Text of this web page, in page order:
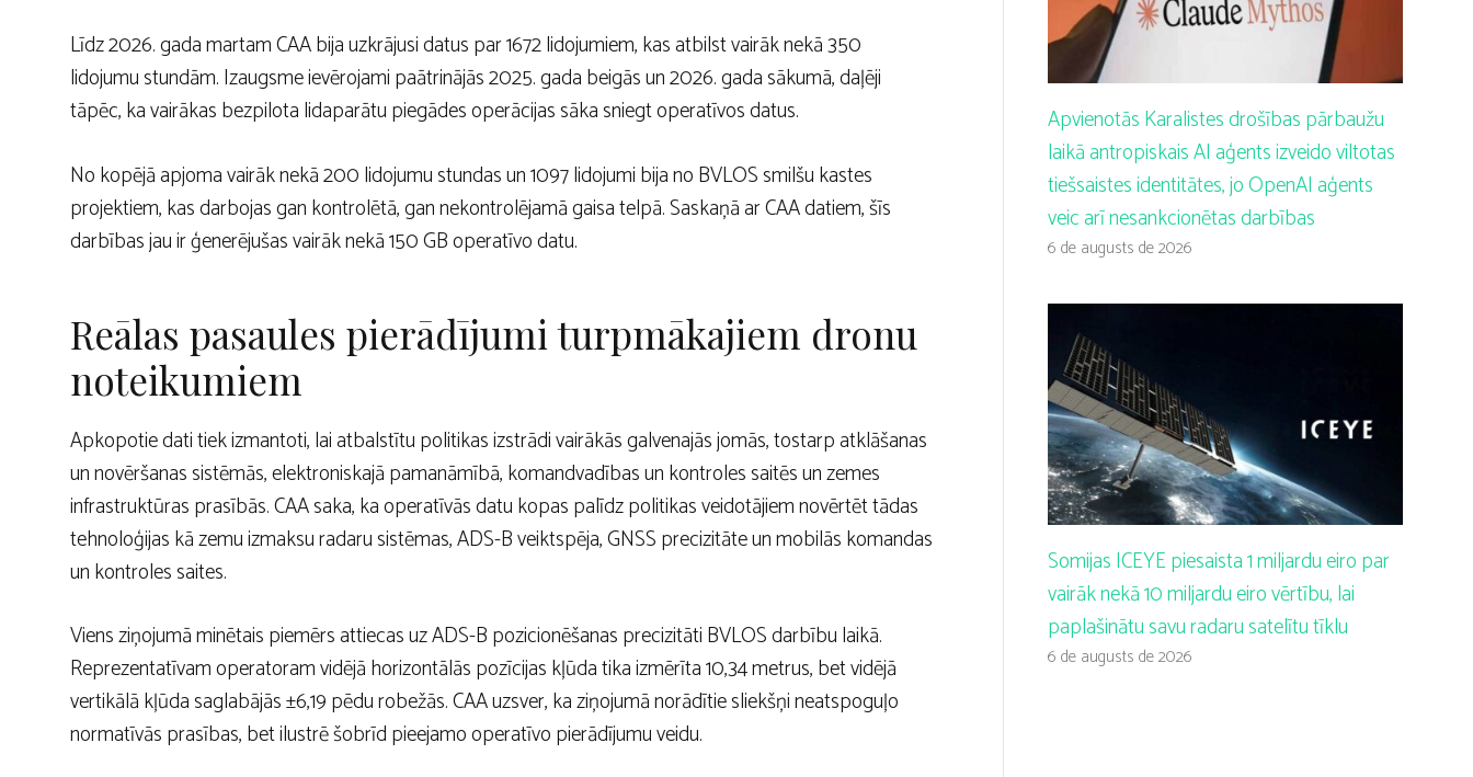
Līdz 2026. gada martam CAA bija uzkrājusi datus par 1672 lidojumiem, kas atbilst vairāk nekā 350
lidojumu stundām. Izaugsme ievērojami paātrinājās 2025. gada beigās un 2026. gada sākumā, daļēji
tāpēc, ka vairākas bezpilota lidaparātu piegādes operācijas sāka sniegt operatīvos datus.
No kopējā apjoma vairāk nekā 200 lidojumu stundas un 1097 lidojumi bija no BVLOS smilšu kastes
projektiem, kas darbojas gan kontrolētā, gan nekontrolējamā gaisa telpā. Saskaņā ar CAA datiem, šīs
darbības jau ir ģenerējušas vairāk nekā 150 GB operatīvo datu.
Reālas pasaules pierādījumi turpmākajiem dronu
noteikumiem
Apkopotie dati tiek izmantoti, lai atbalstītu politikas izstrādi vairākās galvenajās jomās, tostarp atklāšanas
un novēršanas sistēmās, elektroniskajā pamanāmībā, komandvadības un kontroles saitēs un zemes
infrastruktūras prasībās. CAA saka, ka operatīvās datu kopas palīdz politikas veidotājiem novērtēt tādas
tehnoloģijas kā zemu izmaksu radaru sistēmas, ADS-B veiktspēja, GNSS precizitāte un mobilās komandas
un kontroles saites.
Viens ziņojumā minētais piemērs attiecas uz ADS-B pozicionēšanas precizitāti BVLOS darbību laikā.
Reprezentatīvam operatoram vidējā horizontālās pozīcijas kļūda tika izmērīta 10,34 metrus, bet vidējā
vertikālā kļūda saglabājās ±6,19 pēdu robežās. CAA uzsver, ka ziņojumā norādītie sliekšņi neatspoguļo
normatīvās prasības, bet ilustrē šobrīd pieejamo operatīvo pierādījumu veidu.
Apvienotās Karalistes drošības pārbaužu
laikā antropiskais AI aģents izveido viltotas
tiešsaistes identitātes, jo OpenAI aģents
veic arī nesankcionētas darbības
6 de augusts de 2026
Somijas ICEYE piesaista 1 miljardu eiro par
vairāk nekā 10 miljardu eiro vērtību, lai
paplašinātu savu radaru satelītu tīklu
6 de augusts de 2026